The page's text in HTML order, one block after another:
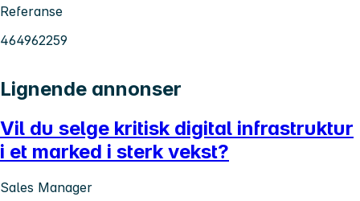
Referanse
464962259
Lignende annonser
Vil du selge kritisk digital infrastruktur
i et marked i sterk vekst?
Sales Manager